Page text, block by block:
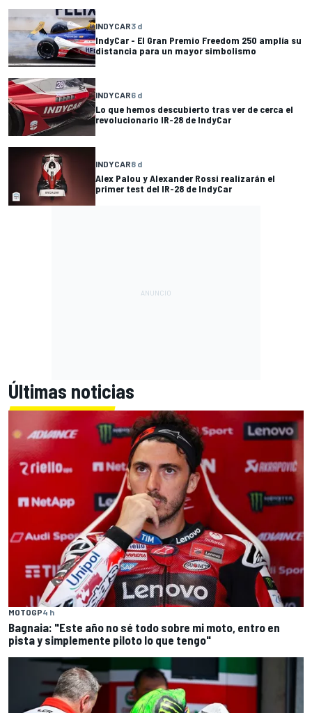
INDYCAR3 d
IndyCar - El Gran Premio Freedom 250 amplía su
distancia para un mayor simbolismo
INDYCAR6 d
Lo que hemos descubierto tras ver de cerca el
revolucionario IR-28 de IndyCar
INDYCAR8 d
Alex Palou y Alexander Rossi realizarán el
primer test del IR-28 de IndyCar
Últimas noticias
MOTOGP4 h
Bagnaia: "Este año no sé todo sobre mi moto, entro en
pista y simplemente piloto lo que tengo"